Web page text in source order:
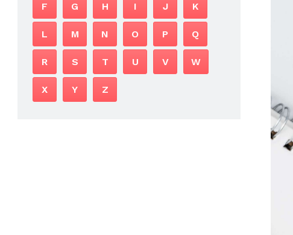
F G H I J K
L M N O P Q
R S T U V W
X Y Z